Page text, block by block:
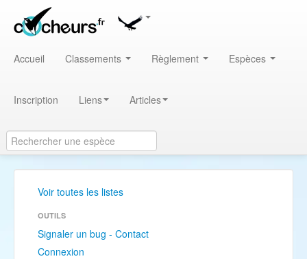
Accueil Classements Règlement Espèces
Inscription Liens Articles
Voir toutes les listes
OUTILS
Signaler un bug - Contact
Connexion